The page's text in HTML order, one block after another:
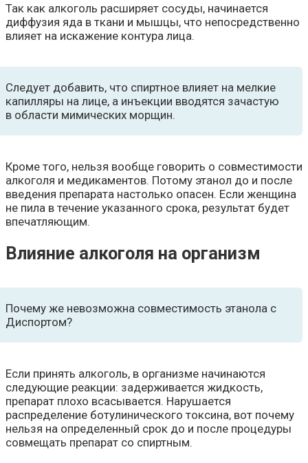
Так как алкоголь расширяет сосуды, начинается
диффузия яда в ткани и мышцы, что непосредственно
влияет на искажение контура лица.
Следует добавить, что спиртное влияет на мелкие
капилляры на лице, а инъекции вводятся зачастую
в области мимических морщин.
Кроме того, нельзя вообще говорить о совместимости
алкоголя и медикаментов. Потому этанол до и после
введения препарата настолько опасен. Если женщина
не пила в течение указанного срока, результат будет
впечатляющим.
Влияние алкоголя на организм
Почему же невозможна совместимость этанола с
Диспортом?
Если принять алкоголь, в организме начинаются
следующие реакции: задерживается жидкость,
препарат плохо всасывается. Нарушается
распределение ботулинического токсина, вот почему
нельзя на определенный срок до и после процедуры
совмещать препарат со спиртным.